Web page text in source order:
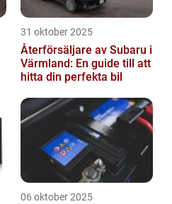
31 oktober 2025
Återförsäljare av Subaru i
Värmland: En guide till att
hitta din perfekta bil
06 oktober 2025